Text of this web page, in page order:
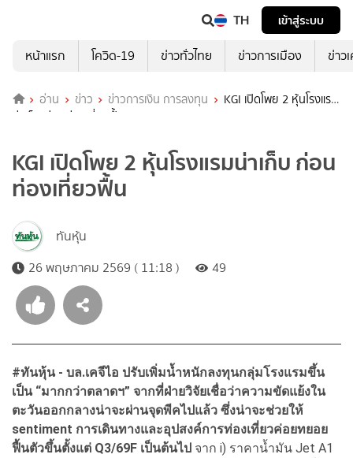
TH
เข้าสู่ระบบ
หน้าแรก
โควิด-19 ข่าวทั่วไทย ข่าวการเมือง ข่าว
อ่าน ข่าว ข่าวการเงิน การลงทุน
KGI เปิดโพย 2 หุ้นโรงแรม
น่าเก็บ ก่อนท่องเที่ยวฟื้น
KGI เปิดโพย 2 หุ้นโรงแรมน่าเก็บ ก่อน
ท่องเที่ยวฟื้น
ทันหุ้น
26 พฤษภาคม 2569 ( 11:18 )
49
#ทันหุ้น - บล.เคจีไอ ปรับเพิ่มน้ำหนักลงทุนกลุ่มโรงแรมขึ้น
เป็น “มากกว่าตลาดฯ” จากที่ฝ่ายวิจัยเชื่อว่าความขัดแย้งใน
ตะวันออกกลางน่าจะผ่านจุดพีคไปแล้ว ซึ่งน่าจะช่วยให้
sentiment การเดินทางและอุปสงค์การท่องเที่ยวค่อยทยอย
ฟื้นตัวขึ้นตั้งแต่ Q3/69F เป็นต้นไป จาก i) ราคาน้ำมัน Jet A1